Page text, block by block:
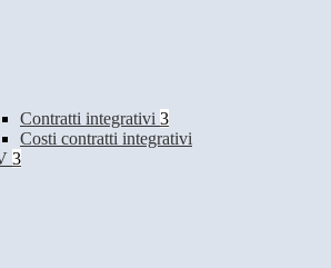
Contratti integrativi 3
Costi contratti integrativi
3